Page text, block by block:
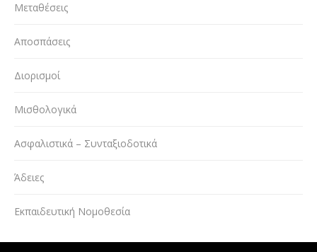
Μεταθέσεις
Αποσπάσεις
Διορισμοί
Μισθολογικά
Ασφαλιστικά – Συνταξιοδοτικά
Άδειες
Εκπαιδευτική Νομοθεσία